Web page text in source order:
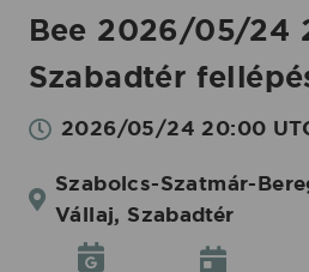
Bee 2026/05/24
Szabadtér
2026/05/24 20:00
Szabolcs-Szatmár-
Vállaj, Szabadtér